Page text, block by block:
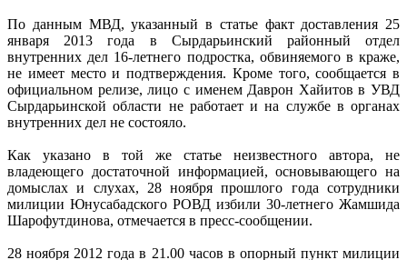
По данным МВД, указанный в статье факт доставления 25
января 2013 года в Сырдарьинский районный отдел
внутренних дел 16-летнего подростка, обвиняемого в краже,
не имеет место и подтверждения. Кроме того, сообщается в
официальном релизе, лицо с именем Даврон Хайитов в УВД
Сырдарьинской области не работает и на службе в органах
внутренних дел не состояло.
Как указано в той же статье неизвестного автора, не
владеющего достаточной информацией, основывающего на
домыслах и слухах, 28 ноября прошлого года сотрудники
милиции Юнусабадского РОВД избили 30-летнего Жамшида
Шарофутдинова, отмечается в пресс-сообщении.
28 ноября 2012 года в 21.00 часов в опорный пункт милиции